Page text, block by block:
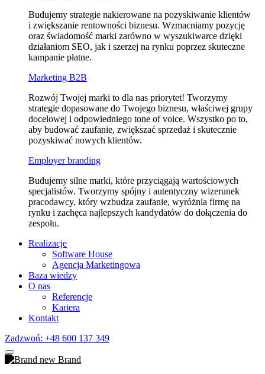
Budujemy strategie nakierowane na pozyskiwanie klientów
i zwiększanie rentowności biznesu. Wzmacniamy pozycję
oraz świadomość marki zarówno w wyszukiwarce dzięki
działaniom SEO, jak i szerzej na rynku poprzez skuteczne
kampanie płatne.
Marketing B2B
Rozwój Twojej marki to dla nas priorytet! Tworzymy
strategie dopasowane do Twojego biznesu, właściwej grupy
docelowej i odpowiedniego tone of voice. Wszystko po to,
aby budować zaufanie, zwiększać sprzedaż i skutecznie
pozyskiwać nowych klientów.
Employer branding
Budujemy silne marki, które przyciągają wartościowych
specjalistów. Tworzymy spójny i autentyczny wizerunek
pracodawcy, który wzbudza zaufanie, wyróżnia firmę na
rynku i zachęca najlepszych kandydatów do dołączenia do
zespołu.
Realizacje
Software House
Agencja Marketingowa
Baza wiedzy
O nas
Referencje
Kariera
Kontakt
Zadzwoń: +48 600 137 349